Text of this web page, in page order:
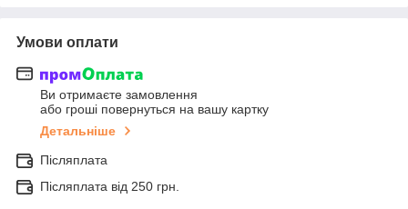
Умови оплати
Ви отримаєте замовлення
або гроші повернуться на вашу картку
Детальніше
Післяплата
Післяплата від 250 грн.